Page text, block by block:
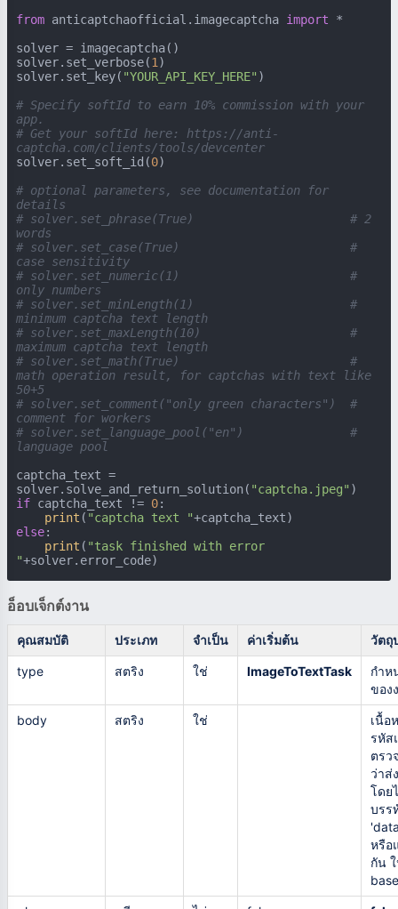
from anticaptchaofficial.imagecaptcha import *
solver = imagecaptcha()
solver.set_verbose(1 )
solver.set_key( "YOUR_API_KEY_HERE" )
# Specify softId to earn 10% commission with your
app.
# Get your softId here: https://anti-
captcha.com/clients/tools/devcenter
solver.set_soft_id(0)
# optional parameters, see documentation for
details
# solver.set_phrase(True)                      # 2
words
# solver.set_case(True)                        #
case sensitivity
# solver.set_numeric(1)                        #
only numbers
# solver.set_minLength(1)                      #
minimum captcha text length
# solver.set_maxLength(10)                     #
maximum captcha text length
# solver.set_math(True)                        #
math operation result, for captchas with text like
50+5
# solver.set_comment("only green characters")  #
comment for workers
# solver.set_language_pool("en")               #
language pool
captcha_text =
solver.solve_and_return_solution( "captcha.jpeg"
if captcha_text != 0:
print ( "captcha text "
else:
print ( "task finished with error
"+solver.error_code)
อ็อบเจ็กต์งาน
คุณสมบัติ ประเภท จำเป็น ค่าเริ่มต้น วัตถุ
type สตริง ใช่ ImageToTextTask
กำห
ของ
body สตริง ใช่
เนื้อ
รหัส
ตรว
ว่าส่
โดย
บรร
หรือ
กัน